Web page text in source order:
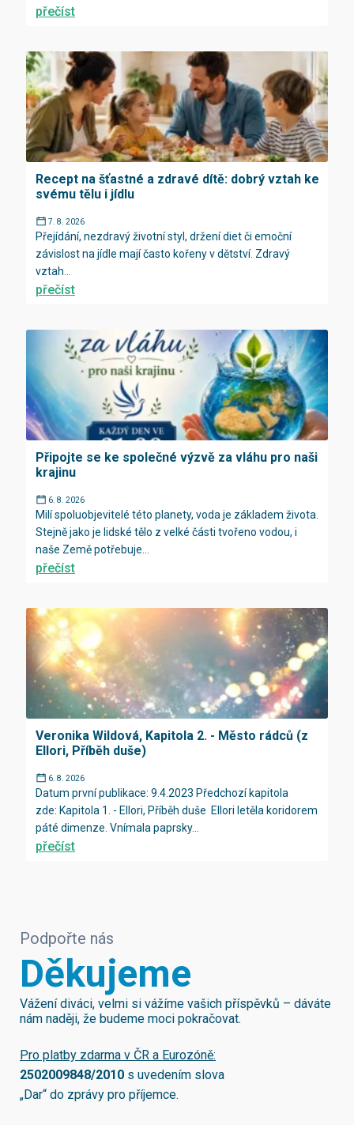
přečíst
Recept na šťastné a zdravé dítě: dobrý vztah ke
svému tělu i jídlu
7. 8. 2026
Přejídání, nezdravý životní styl, držení diet či emoční
závislost na jídle mají často kořeny v dětství. Zdravý
vztah...
přečíst
Připojte se ke společné výzvě za vláhu pro naši
krajinu
6. 8. 2026
Milí spoluobjevitelé této planety, voda je základem života.
Stejně jako je lidské tělo z velké části tvořeno vodou, i
naše Země potřebuje...
přečíst
Veronika Wildová, Kapitola 2. - Město rádců (z
Ellori, Příběh duše)
6. 8. 2026
Datum první publikace: 9.4.2023 Předchozí kapitola
zde: Kapitola 1. - Ellori, Příběh duše Ellori letěla koridorem
páté dimenze. Vnímala paprsky...
přečíst
Podpořte nás
Děkujeme
Vážení diváci, velmi si vážíme vašich příspěvků – dáváte
nám naději, že budeme moci pokračovat.
Pro platby zdarma v ČR a Eurozóně:
2502009848/2010 s uvedením slova
„Dar“ do zprávy pro příjemce.